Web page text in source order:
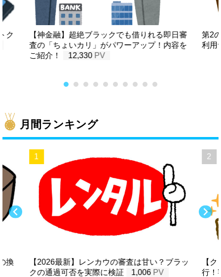
ク
【神金融】超絶ブラックでも借りれる即日審
査の「ちょいカリ」がパワーアップ！内容を
ご紹介！
12,330
第2
利用
月間ランキング
換
【2026最新】レンカウの審査は甘い？ブラッ
クの通過可否を実際に検証
1,006
【
行！